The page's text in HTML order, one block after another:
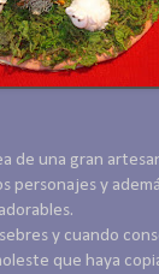
de una gran
personajes y
y cuando
que haya